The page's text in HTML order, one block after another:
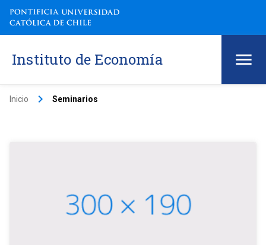
Instituto de Economía
Inicio keyboard_arrow_right Seminarios